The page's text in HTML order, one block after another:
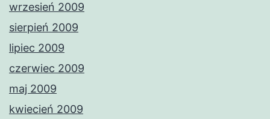
wrzesień 2009
sierpień 2009
lipiec 2009
czerwiec 2009
maj 2009
kwiecień 2009